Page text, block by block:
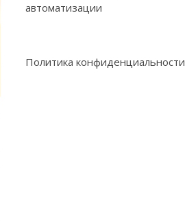
автоматизации
Политика конфиденциальности